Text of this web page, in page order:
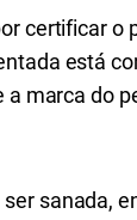
certificar o
está
marca do
sanada,